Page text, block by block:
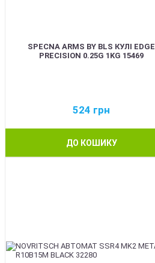
SPECNA ARMS BY BLS КУЛІ EDGE
PRECISION 0.25G 1KG 15469
524 грн
ДО КОШИКУ